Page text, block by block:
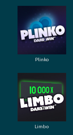
Plinko
Limbo